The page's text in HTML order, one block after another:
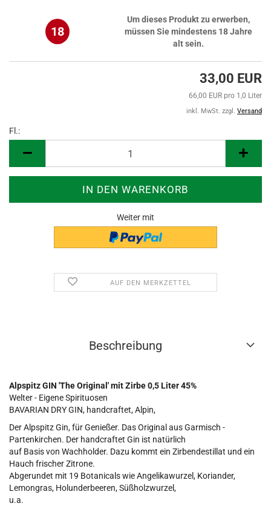
18
Um dieses Produkt zu erwerben,
müssen Sie mindestens 18 Jahre
alt sein.
33,00 EUR
66,00 EUR pro 1,0 Liter
inkl. MwSt. zzgl. Versand
Fl.:
Weiter mit
AUF DEN MERKZETTEL
Beschreibung
Alpspitz GIN 'The Original' mit Zirbe 0,5 Liter 45%
Welter - Eigene Spirituosen
BAVARIAN DRY GIN, handcraftet, Alpin,
Der Alpspitz Gin, für Genießer. Das Original aus Garmisch -
Partenkirchen. Der handcraftet Gin ist natürlich
auf Basis von Wachholder. Dazu kommt ein Zirbendestillat und ein
Hauch frischer Zitrone.
Abgerundet mit 19 Botanicals wie Angelikawurzel, Koriander,
Lemongras, Holunderbeeren, Süßholzwurzel,
u.a.